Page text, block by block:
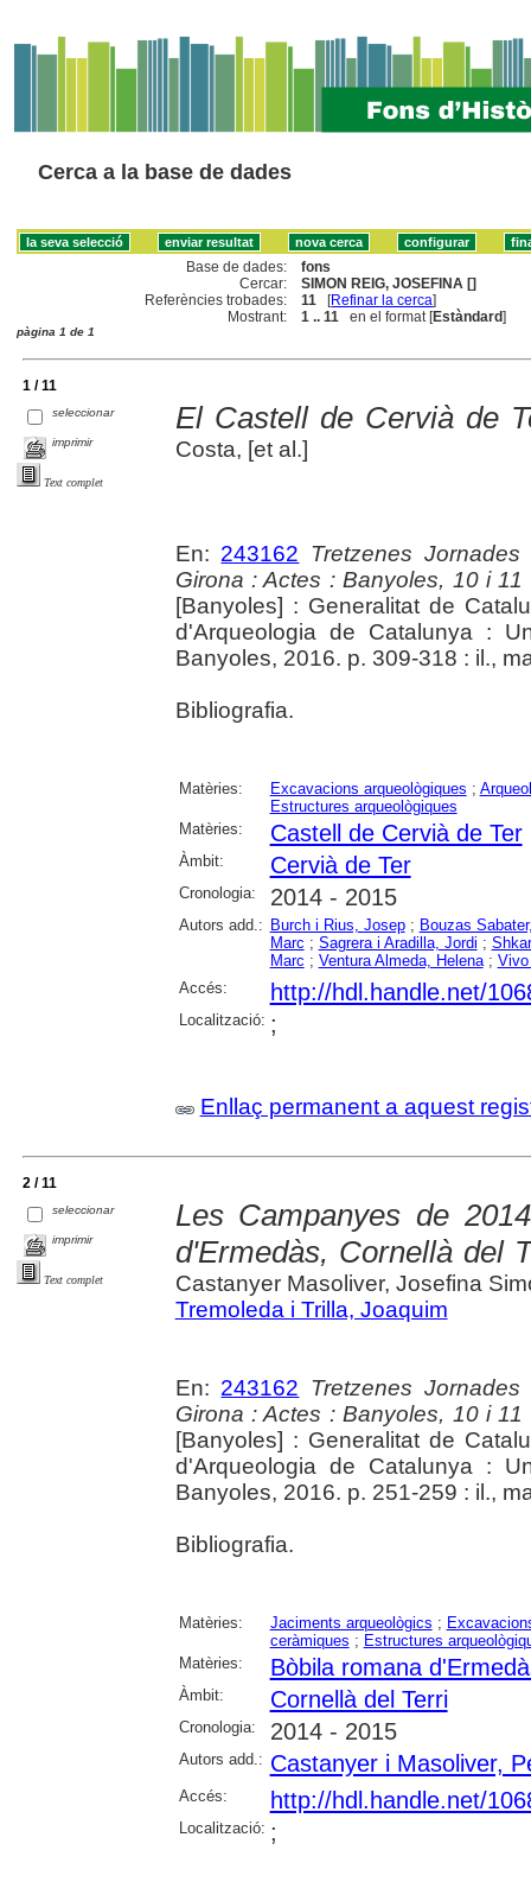
Cerca a la base de dades
Base de dades:
fons
Cercar:
SIMON REIG, JOSEFINA []
Referències trobades:
11 [Refinar la cerca]
Mostrant:
1 .. 11 en el format [Estàndard]
pàgina 1 de 1
1 / 11
seleccionar
imprimir
Text complet
El Castell de Cervià de
Costa, [et al.]
En: 243162 Tretzenes
Girona : Actes : Banyoles, 10 i
[Banyoles] : Generalitat de
d'Arqueologia de Catalunya :
Banyoles, 2016. p. 309-318 : il.,
Bibliografia.
Matèries: Excavacions arqueològiques ;
Estructures arqueològiques
Matèries:
Castell de Cervià de Ter
Àmbit: Cervià de Ter
Cronologia: 2014 - 2015
Autors add.: Burch i Rius, Josep; Bouzas
Marc ; Sagrera i Aradilla, Jordi ;
Marc ; Ventura Almeda, Helena;
Accés:
http://hdl.handle.net/
Localització: ;
Enllaç permanent a aquest
2 / 11
seleccionar
imprimir
Text complet
Les Campanyes de
d'Ermedàs, Cornellà del
Castanyer Masoliver, Josefina
Tremoleda i Trilla, Joaquim
En: 243162 Tretzenes
Girona : Actes : Banyoles, 10 i
[Banyoles] : Generalitat de
d'Arqueologia de Catalunya :
Banyoles, 2016. p. 251-259 : il.,
Bibliografia.
Matèries: Jaciments arqueològics ;
ceràmiques ; Estructures
Matèries:
Bòbila romana
Àmbit: Cornellà del Terri
Cronologia: 2014 - 2015
Autors add.: Castanyer i Masoliver,
Accés: http://hdl.handle.net/
Localització: ;